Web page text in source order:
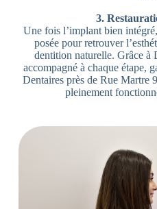
3.
Une fois l’implant bien
posée pour retrouver
dentition naturelle. Grâce à
accompagné à chaque étape,
Dentaires près de Rue Martre
pleinement